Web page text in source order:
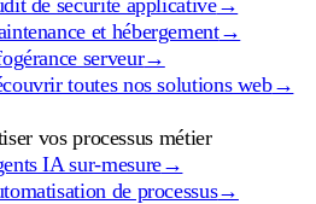
de sécurité applicative→
et hébergement→
serveur→
toutes nos solutions web→
vos processus métier
IA sur-mesure→
de processus→